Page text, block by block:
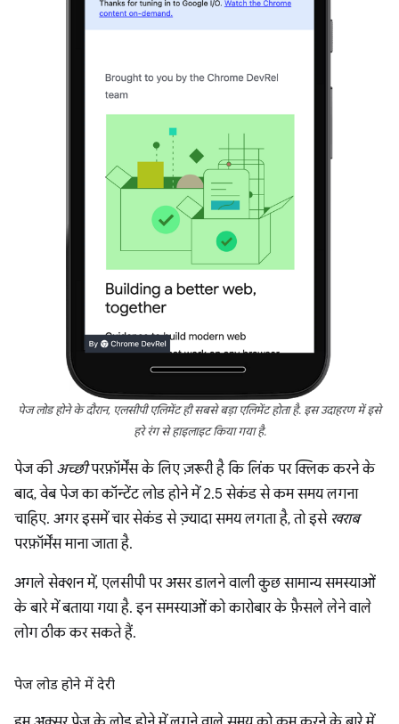
पेज लोड होने के दौरान, एलसीपी एलिमेंट ही सबसे बड़ा एलिमेंट होता है. इस उदाहरण में इसे
हरे रंग से हाइलाइट किया गया है.
पेज की अच्छीपरफ़ॉर्मेंस के लिए ज़रूरी है कि लिंक पर क्लिक करने के
बाद, वेब पेज का कॉन्टेंट लोड होने में 2.5 सेकंड से कम समय लगना
चाहिए. अगर इसमें चार सेकंड से ज़्यादा समय लगता है, तो इसे खराब
परफ़ॉर्मेंस माना जाता है.
अगले सेक्शन में, एलसीपी पर असर डालने वाली कुछ सामान्य समस्याओं
के बारे में बताया गया है. इन समस्याओं को कारोबार के फ़ैसले लेने वाले
लोग ठीक कर सकते हैं.
पेज लोड होने में देरी